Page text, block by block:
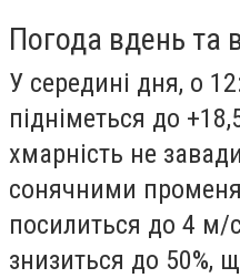
Погода вдень та
У середині дня, о
підніметься до
хмарність не
сонячними
посилиться до 4 м/
знизиться до 50%,